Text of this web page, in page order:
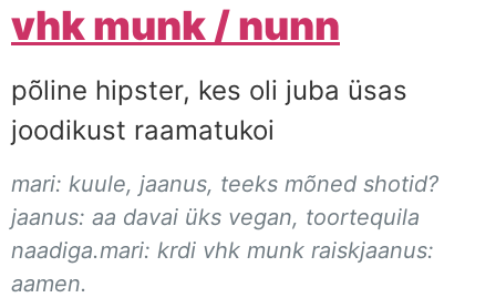
vhk munk / nunn
põline hipster, kes oli juba üsas
joodikust raamatukoi
mari: kuule, jaanus, teeks mõned shotid?
jaanus: aa davai üks vegan, toortequila
naadiga.mari: krdi vhk munk raiskjaanus:
aamen.